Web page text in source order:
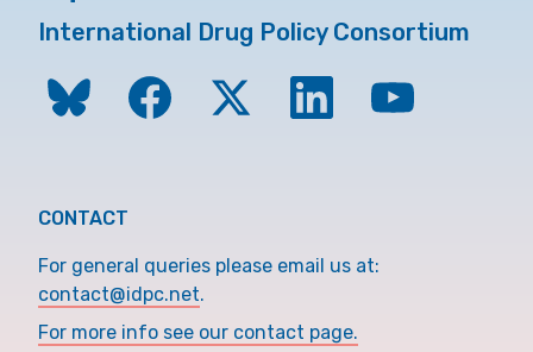
International Drug Policy Consortium
CONTACT
For general queries please email us at:
contact@idpc.net.
For more info see our contact page.